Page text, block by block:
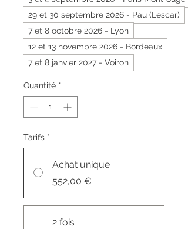
29 et 30 septembre 2026 - Pau (Lescar)
7 et 8 octobre 2026 - Lyon
12 et 13 novembre 2026 - Bordeaux
7 et 8 janvier 2027 - Voiron
Quantité *
Tarifs *
Achat unique
552,00 €
2 fois